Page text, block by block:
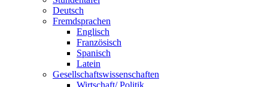
Deutsch
Fremdsprachen
Englisch
Französisch
Spanisch
Latein
Gesellschaftswissenschaften
Wirtschaft/ Politik